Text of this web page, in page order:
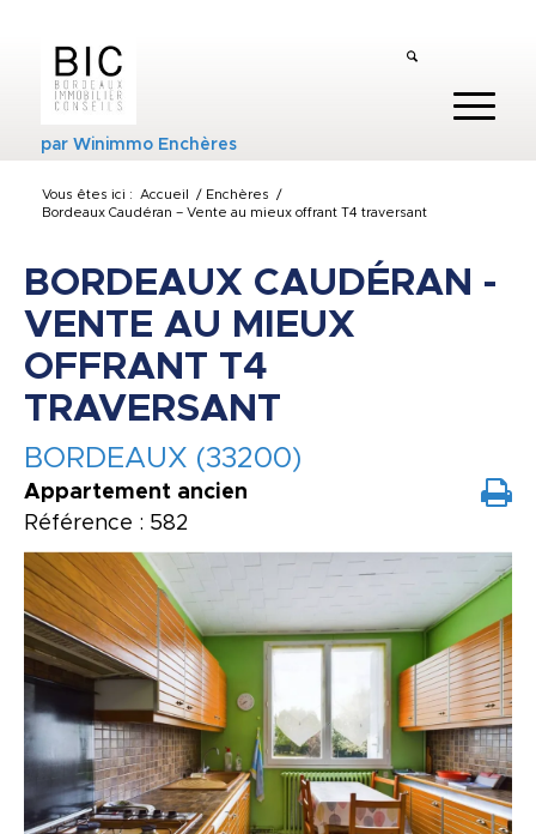
parWinimmo Enchères
Vous êtes ici : Accueil / Enchères
/
Bordeaux Caudéran – Vente au mieux offrant T4 traversant
BORDEAUX CAUDÉRAN -
VENTE AU MIEUX
OFFRANT T4
TRAVERSANT
BORDEAUX (33200)
Appartement ancien
Référence : 582